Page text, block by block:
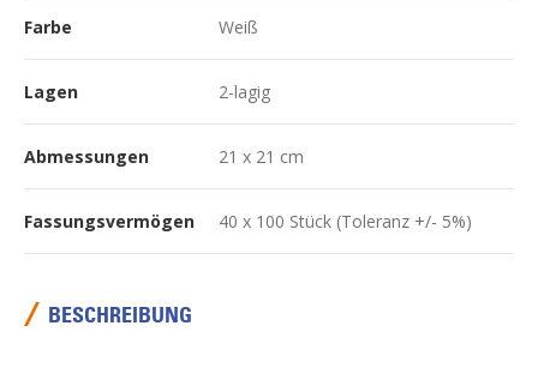
Farbe Weiß
Lagen 2-lagig
Abmessungen 21 x 21 cm
Fassungsvermögen 40 x 100 Stück (Toleranz +/- 5%)
BESCHREIBUNG